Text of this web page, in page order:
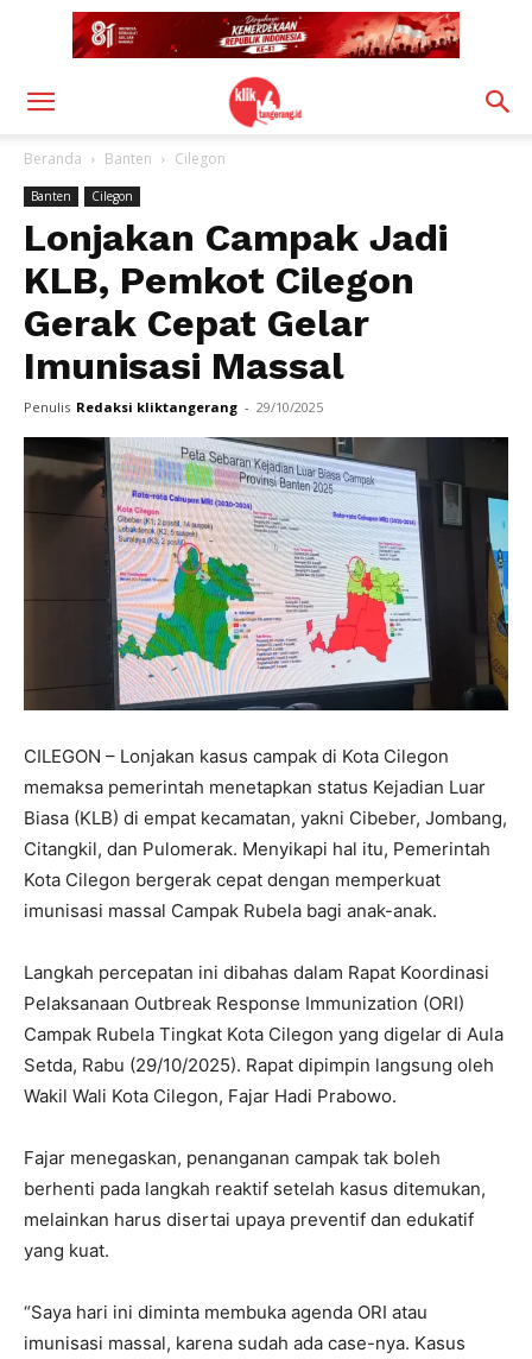
Beranda Banten Cilegon
Banten Cilegon
Lonjakan Campak Jadi
KLB, Pemkot Cilegon
Gerak Cepat Gelar
Imunisasi Massal
Penulis Redaksi kliktangerang - 29/10/2025
CILEGON – Lonjakan kasus campak di Kota Cilegon
memaksa pemerintah menetapkan status Kejadian Luar
Biasa (KLB) di empat kecamatan, yakni Cibeber, Jombang,
Citangkil, dan Pulomerak. Menyikapi hal itu, Pemerintah
Kota Cilegon bergerak cepat dengan memperkuat
imunisasi massal Campak Rubela bagi anak-anak.
Langkah percepatan ini dibahas dalam Rapat Koordinasi
Pelaksanaan Outbreak Response Immunization (ORI)
Campak Rubela Tingkat Kota Cilegon yang digelar di Aula
Setda, Rabu (29/10/2025). Rapat dipimpin langsung oleh
Wakil Wali Kota Cilegon, Fajar Hadi Prabowo.
Fajar menegaskan, penanganan campak tak boleh
berhenti pada langkah reaktif setelah kasus ditemukan,
melainkan harus disertai upaya preventif dan edukatif
yang kuat.
“Saya hari ini diminta membuka agenda ORI atau
imunisasi massal, karena sudah ada case-nya. Kasus